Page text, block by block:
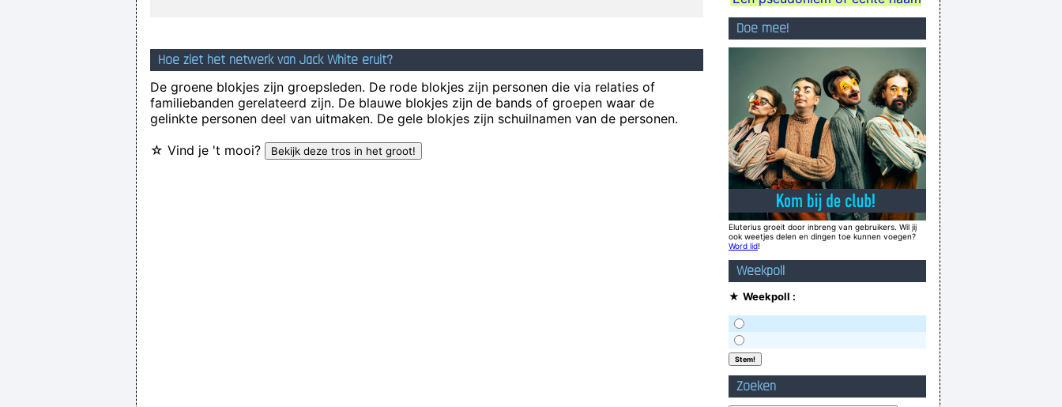
Imagine if you could go watch Mozart today, even if it's the last, crappiest show he ever played. What a thrill that would be.~ Roger Daltrey
It´s Thursday evening in Toronto - I had to actually ask the drummer - but for us, it´s Friday night~ Paul Weller
I Hate Music, Especially When It´s Played~ Jimmy Durante
Don't play what's there, play what's not there.~ Miles Davis
Hoe ziet het netwerk van Jack White eruit?
De groene blokjes zijn groepsleden. De rode blokjes zijn personen die via relaties of
familiebanden gerelateerd zijn. De blauwe blokjes zijn de bands of groepen waar de
gelinkte personen deel van uitmaken. De gele blokjes zijn schuilnamen van de personen.
☆ Vind je 't mooi?
Doe mee!
Eluterius groeit door inbreng van gebruikers. Wil jij
ook weetjes delen en dingen toe kunnen voegen?
Word lid!
Weekpoll
★ Weekpoll :
Zoeken